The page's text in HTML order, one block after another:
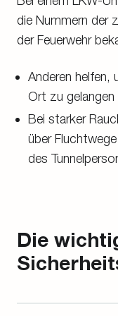
die Nummern der
der Feuerwehr
Anderen helfen,
Ort zu gelangen
Bei starker
über
des
Die